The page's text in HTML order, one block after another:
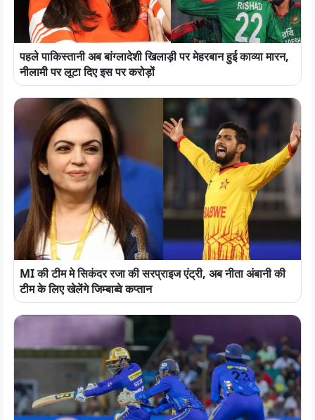
पहले पाकिस्तानी अब बांग्लादेशी खिलाड़ी पर मेहरबान हुई काव्या मारन,
नीलामी पर लूटा दिए इस पर करोड़ों
MI की टीम मे सिकंदर रजा की सरप्राइज एंट्री, अब नीता अंबानी की
टीम के लिए खेलेंगे जिम्बाब्वे कप्तान